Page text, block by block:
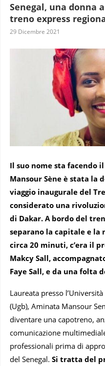
Senegal, una donna
treno express
29 Dicembre 2021
Il suo nome sta facendo
Mansour Sène è stata la
viaggio inaugurale del
considerato una
di Dakar. A bordo del
separano la capitale e
circa 20 minuti, c’era il
Makcy Sall,
Faye Sall, e da una folta
Laureata presso
(Ugb), Aminata Mansour
diventare una capotreno,
comunicazione
professionali prima di
del Senegal. Si tratta del